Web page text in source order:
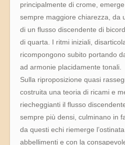
principalmente di crome,
sempre maggiore chiarezza, da
di un flusso discendente di
di quarta. I ritmi iniziali,
ricompongono subito portando
ad armonie placidamente tonali.
Sulla riproposizione quasi
costruita una teoria di ricami e
riecheggianti il flusso
sempre più densi, culminano in
da questi echi riemerge
abbellimenti e con la